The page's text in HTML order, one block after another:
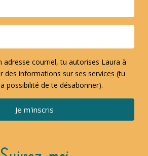
adresse courriel, tu autorises Laura à
des informations sur ses services (tu
possibilité de te désabonner).
Je m'inscris